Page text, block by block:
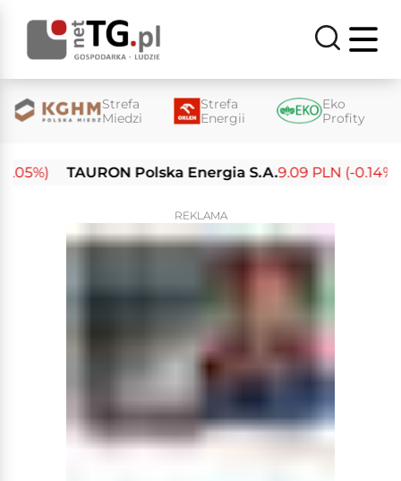
Strefa
Miedzi
Strefa
Energii
Eko
Profity
TAURON Polska Energia S.A.9.09 PLN (-0.14%)
REKLAMA